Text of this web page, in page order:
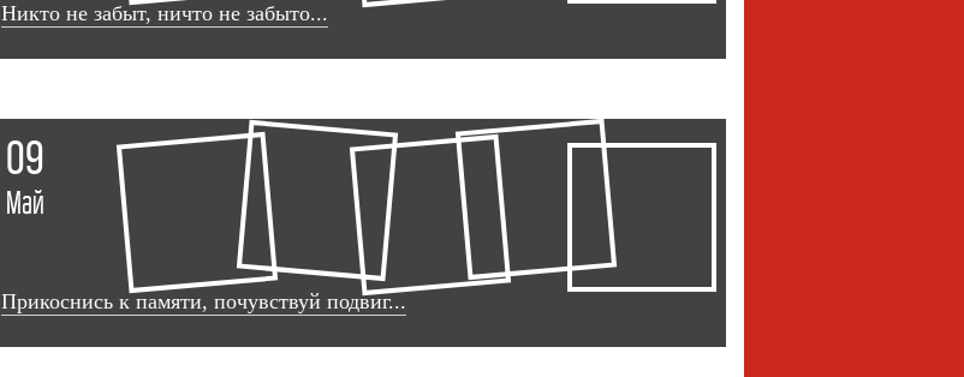
Никто не забыт, ничто не забыто...
09
Май
Прикоснись к памяти, почувствуй подвиг...